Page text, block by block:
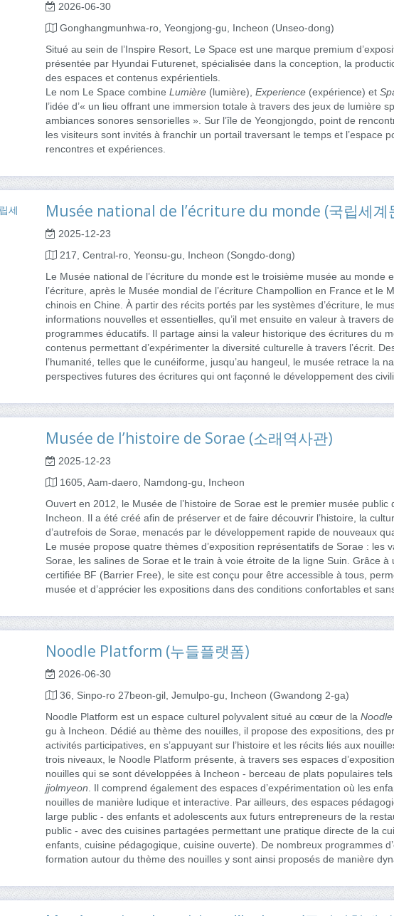
2026-06-30
Gonghangmunhwa-ro, Yeongjong-gu, Incheon (Unseo-dong)
Situé au sein de l’Inspire Resort, Le Space est une marque premium
présentée par Hyundai Futurenet, spécialisée dans la conception, la
des espaces et contenus expérientiels.
Le nom Le Space combine Lumière (lumière), Experience (expérience) et
l’idée d’« un lieu offrant une immersion totale à travers des jeux de lumière
ambiances sonores sensorielles ». Sur l’île de Yeongjongdo, point de
les visiteurs sont invités à franchir un portail traversant le temps et l’espace
rencontres et expériences.
Musée national de l’écriture du monde (국립세계
2025-12-23
217, Central-ro, Yeonsu-gu, Incheon (Songdo-dong)
Le Musée national de l’écriture du monde est le troisième musée au monde
l’écriture, après le Musée mondial de l’écriture Champollion en France et le
chinois en Chine. À partir des récits portés par les systèmes d’écriture, le
informations nouvelles et essentielles, qu’il met ensuite en valeur à travers
programmes éducatifs. Il partage ainsi la valeur historique des écritures du
contenus permettant d’expérimenter la diversité culturelle à travers l’écrit.
l’humanité, telles que le cunéiforme, jusqu’au hangeul, le musée retrace la
perspectives futures des écritures qui ont façonné le développement des
Musée de l’histoire de Sorae (소래역사관)
2025-12-23
1605, Aam-daero, Namdong-gu, Incheon
Ouvert en 2012, le Musée de l’histoire de Sorae est le premier musée public
Incheon. Il a été créé afin de préserver et de faire découvrir l’histoire, la
d’autrefois de Sorae, menacés par le développement rapide de nouveaux
Le musée propose quatre thèmes d’exposition représentatifs de Sorae : les
Sorae, les salines de Sorae et le train à voie étroite de la ligne Suin. Grâce à
certifiée BF (Barrier Free), le site est conçu pour être accessible à tous,
musée et d’apprécier les expositions dans des conditions confortables et
Noodle Platform (누들플랫폼)
2026-06-30
36, Sinpo-ro 27beon-gil, Jemulpo-gu, Incheon (Gwandong 2-ga)
Noodle Platform est un espace culturel polyvalent situé au cœur de la
gu à Incheon. Dédié au thème des nouilles, il propose des expositions, des
activités participatives, en s’appuyant sur l’histoire et les récits liés aux
trois niveaux, le Noodle Platform présente, à travers ses espaces
nouilles qui se sont développées à Incheon - berceau de plats populaires
jjolmyeon . Il comprend également des espaces d’expérimentation où les
nouilles de manière ludique et interactive. Par ailleurs, des espaces
large public - des enfants et adolescents aux futurs entrepreneurs de la
public - avec des cuisines partagées permettant une pratique directe de la
enfants, cuisine pédagogique, cuisine ouverte). De nombreux programmes
formation autour du thème des nouilles y sont ainsi proposés de manière